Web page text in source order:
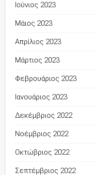
Ιούνιος 2023
Μάιος 2023
Απρίλιος 2023
Μάρτιος 2023
Φεβρουάριος 2023
Ιανουάριος 2023
Δεκέμβριος 2022
Νοέμβριος 2022
Οκτώβριος 2022
Σεπτέμβριος 2022